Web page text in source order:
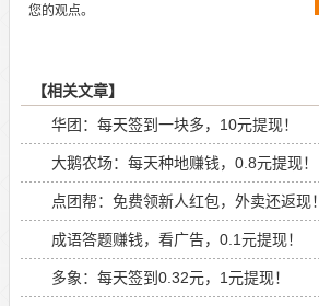
您的观点。
【相关文章】
华团：每天签到一块多，10元提现！
大鹅农场：每天种地赚钱，0.8元提现！
点团帮：免费领新人红包，外卖还返现！
成语答题赚钱，看广告，0.1元提现！
多象：每天签到0.32元，1元提现！